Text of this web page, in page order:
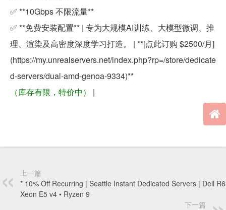
✅ **10Gbps 不限流量**
✅ **免费安装配置** | 专为大规模AI训练、大模型微调、推
理、渲染及高密度深度学习打造。 | **[点此订购 $2500/月]
(https://my.unrealservers.net/index.php?rp=/store/dedicate
d-servers/dual-amd-genoa-9334)**
（库存有限，特价中）
|
上一篇
* 10% Off Recurring | Seattle Instant Dedicated Servers | Dell
Xeon E5 v4 • Ryzen 9
下一篇